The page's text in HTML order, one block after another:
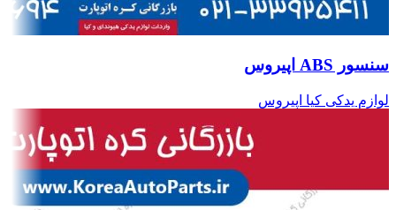
سنسور ABS اپیروس
لوازم یدکی کیا اپیروس